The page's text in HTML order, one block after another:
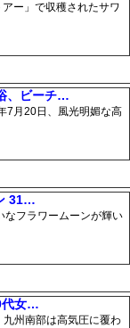
ー」で収穫されたサワ
、ビーチ…
7月20日、風光明媚な高
31…
フラワームーンが輝い
代女…
州南部は高気圧に覆わ